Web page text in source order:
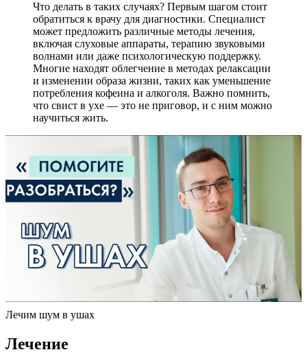
Что делать в таких случаях? Первым шагом стоит
обратиться к врачу для диагностики. Специалист
может предложить различные методы лечения,
включая слуховые аппараты, терапию звуковыми
волнами или даже психологическую поддержку.
Многие находят облегчение в методах релаксации
и изменении образа жизни, таких как уменьшение
потребления кофеина и алкоголя. Важно помнить,
что свист в ухе — это не приговор, и с ним можно
научиться жить.
Лечим шум в ушах
Лечение